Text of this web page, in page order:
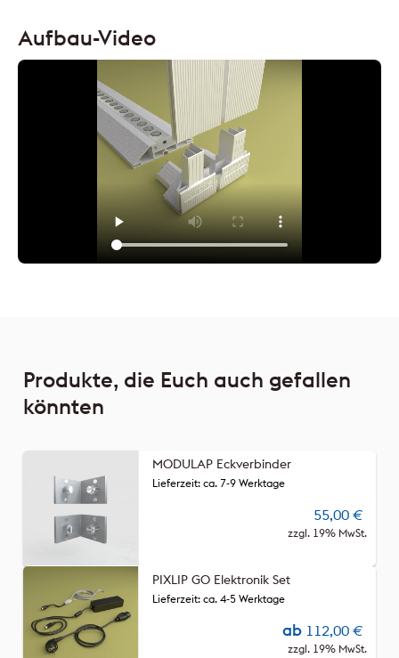
Aufbau-Video
Produkte, die Euch auch gefallen
könnten
MODULAP Eckverbinder
55,00 €
zzgl. 19% MwSt.
Lieferzeit: ca. 7-9 Werktage
PIXLIP GO Elektronik Set
ab 112,00 €
zzgl. 19% MwSt.
Lieferzeit: ca. 4-5 Werktage